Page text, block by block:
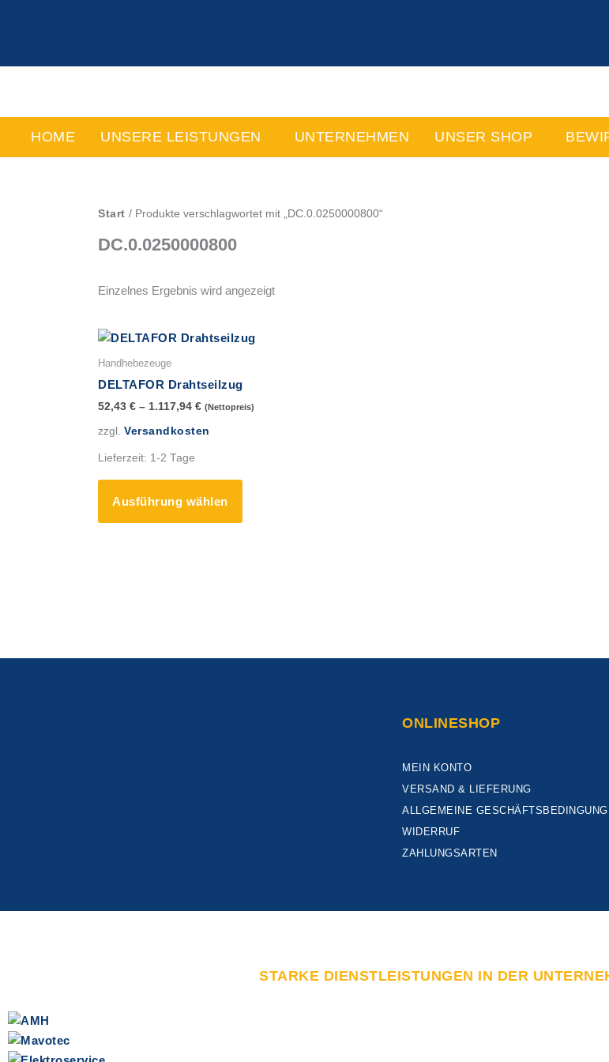
HOME UNSERE LEISTUNGEN UNTERNEHMEN UNSER SHOP
Start / Produkte verschlagwortet mit „DC.0.0250000800“
DC.0.0250000800
Einzelnes Ergebnis wird angezeigt
Handhebezeuge
DELTAFOR Drahtseilzug
52,43 € – 1.117,94 € (Nettopreis)
zzgl. Versandkosten
Lieferzeit: 1-2 Tage
Ausführung wählen
Dieses
mehrere
Varianten
der
ONLINESHOP
MEIN KONTO
VERSAND & LIEFERUNG
ALLGEMEINE
WIDERRUF
ZAHLUNGSARTEN
STARKE DIENSTLEISTUNGEN IN DER